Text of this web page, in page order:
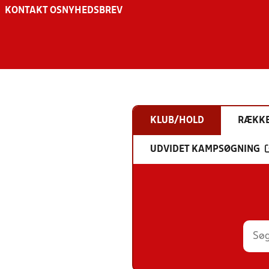
KONTAKT OS NYHEDSBREV
KLUB/HOLD
UDVIDET KAMPSØGNING